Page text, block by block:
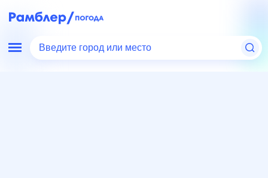
Введите город или место